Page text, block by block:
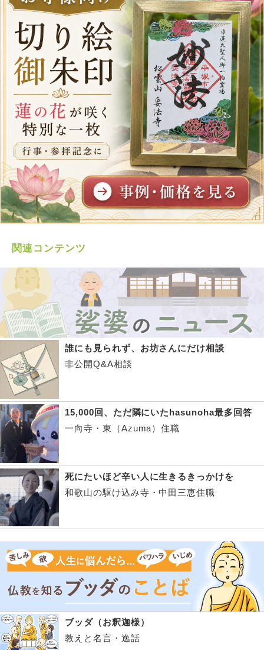
関連コンテンツ
誰にも見られず、お坊さんにだけ相談
非公開Q&A相談
15,000回、ただ隣にいたhasunoha最多回答
一向寺・東（Azuma）住職
死にたいほど辛い人に生きるきっかけを
和歌山の駆け込み寺・中田三恵住職
ブッダ（お釈迦様）
教えと名言・逸話